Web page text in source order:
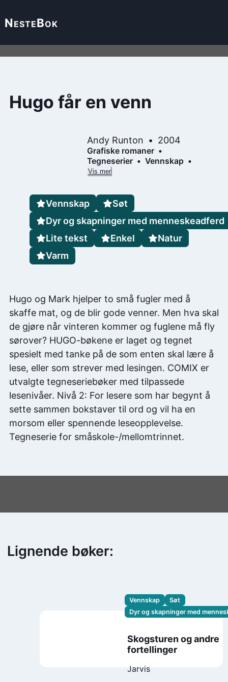
NesteBok
Hugo får en venn
Andy Runton 2004
Grafiske romaner
Tegneserier
Vennskap
Vis mer
Hugo og Mark hjelper to små fugler med å
skaffe mat, og de blir gode venner. Men hva skal
de gjøre når vinteren kommer og fuglene må fly
sørover? HUGO-bøkene er laget og tegnet
spesielt med tanke på de som enten skal lære å
lese, eller som strever med lesingen. COMIX er
utvalgte tegneseriebøker med tilpassede
lesenivåer. Nivå 2: For lesere som har begynt å
sette sammen bokstaver til ord og vil ha en
morsom eller spennende leseopplevelse.
Tegneserie for småskole-/mellomtrinnet.
Vennskap
Søt
Dyr og skapninger med menneskeadferd
Lite tekst
Enkel
Natur
Varm
Lignende bøker:
Vennskap
Søt
Dyr og skapninger med
Skogsturen og andre
fortellinger
Jarvis